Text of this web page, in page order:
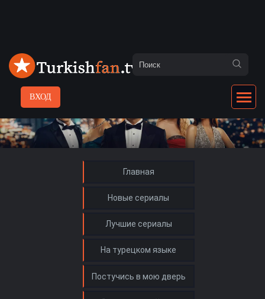
ВХОД
Главная
Новые сериалы
Лучшие сериалы
На турецком языке